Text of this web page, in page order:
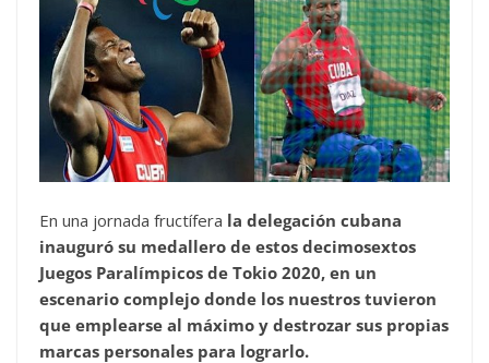
En una jornada fructífera la delegación cubana
inauguró su medallero de estos decimosextos
Juegos Paralímpicos de Tokio 2020, en un
escenario complejo donde los nuestros tuvieron
que emplearse al máximo y destrozar sus propias
marcas personales para lograrlo.